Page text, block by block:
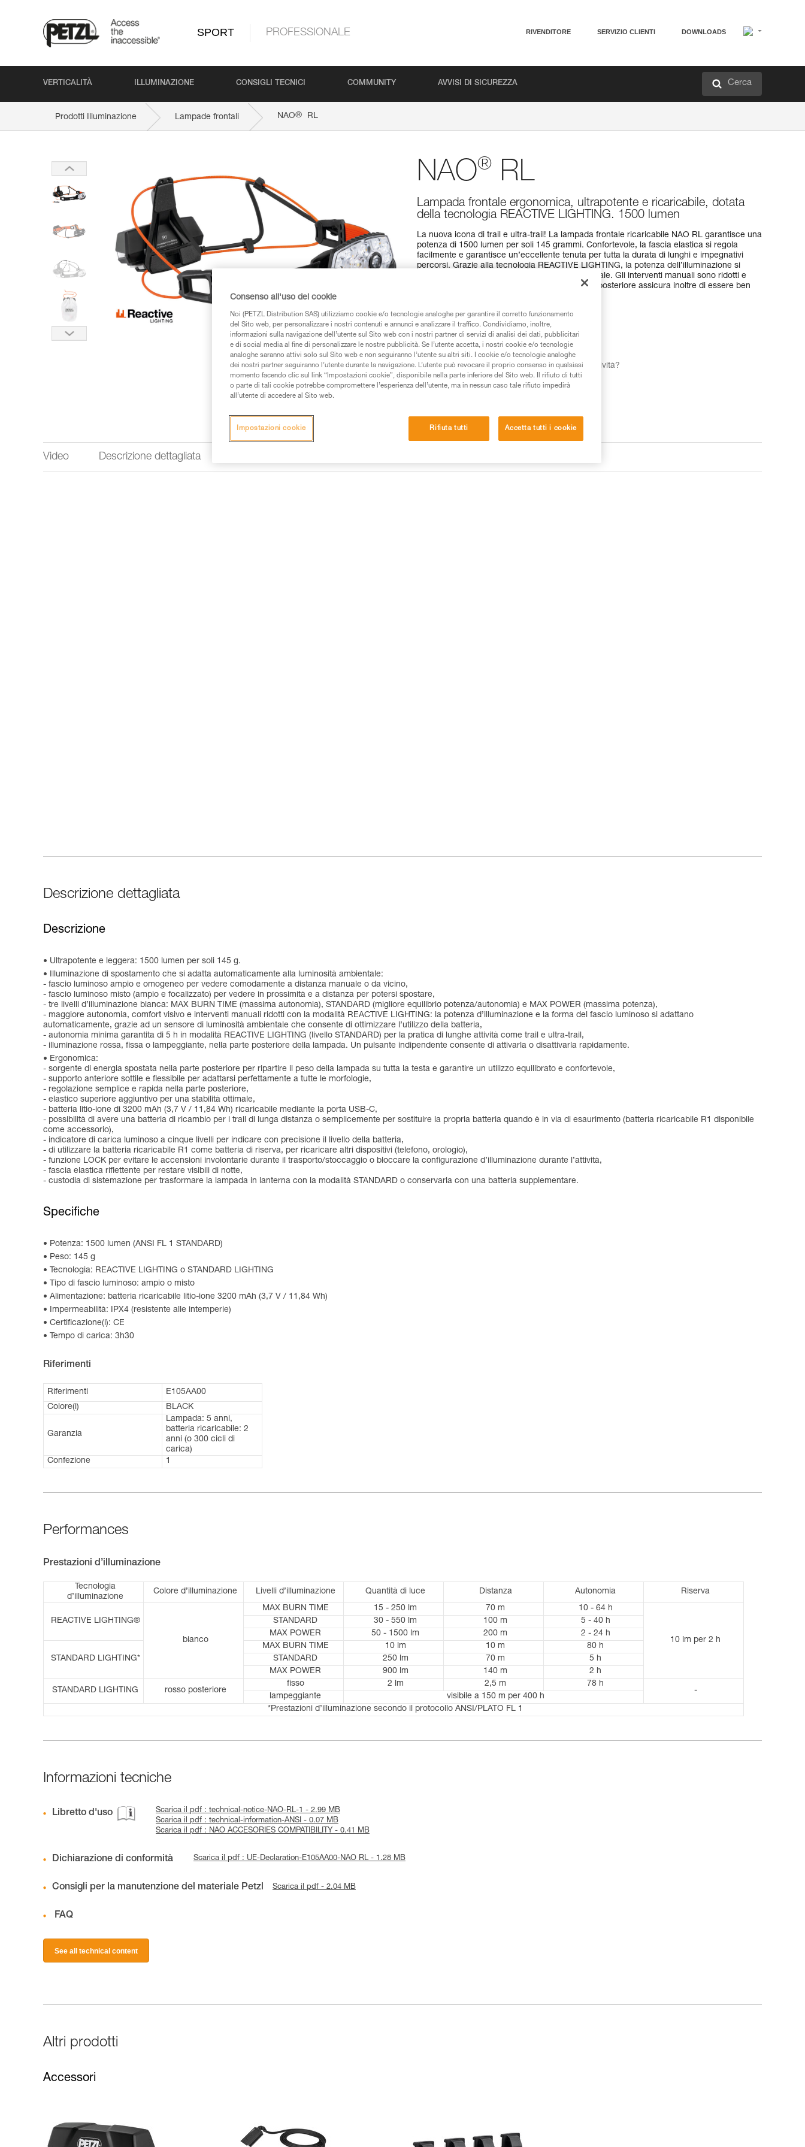
SPORT PROFESSIONALE RIVENDITORE SERVIZIO CLIENTI DOWNLOADS
VERTICALITÀ ILLUMINAZIONE CONSIGLI TECNICI COMMUNITY AVVISI DI SICUREZZA Cerca
Prodotti Illuminazione Lampade frontali NAO® RL
NAO® RL
Lampada frontale ergonomica, ultrapotente e ricaricabile, dotata
della tecnologia REACTIVE LIGHTING. 1500 lumen
La nuova icona di trail e ultra-trail! La lampada frontale ricaricabile NAO RL garantisce una
potenza di 1500 lumen per soli 145 grammi. Confortevole, la fascia elastica si regola
facilmente e garantisce un’eccellente tenuta per tutta la durata di lunghi e impegnativi
percorsi. Grazie alla tecnologia REACTIVE LIGHTING, la potenza dell’illuminazione si
adatta automaticamente alla luminosità ambientale. Gli interventi manuali sono ridotti e
l’autonomia è ottimizzata. L’illuminazione rossa posteriore assicura inoltre di essere ben
Trova un rivenditore
Cerchi la migliore lampada frontale per le tue attività?
ACCEDI ALLA GUIDA PER LA SCELTA
Video Descrizione dettagliata
Descrizione dettagliata
Descrizione
Ultrapotente e leggera: 1500 lumen per soli 145 g.
Illuminazione di spostamento che si adatta automaticamente alla luminosità ambientale:
- fascio luminoso ampio e omogeneo per vedere comodamente a distanza manuale o da vicino,
- fascio luminoso misto (ampio e focalizzato) per vedere in prossimità e a distanza per potersi spostare,
- tre livelli d’illuminazione bianca: MAX BURN TIME (massima autonomia), STANDARD (migliore equilibrio potenza/autonomia) e MAX POWER (massima potenza),
- maggiore autonomia, comfort visivo e interventi manuali ridotti con la modalità REACTIVE LIGHTING: la potenza d’illuminazione e la forma del fascio luminoso si adattano
automaticamente, grazie ad un sensore di luminosità ambientale che consente di ottimizzare l’utilizzo della batteria,
- autonomia minima garantita di 5 h in modalità REACTIVE LIGHTING (livello STANDARD) per la pratica di lunghe attività come trail e ultra-trail,
- illuminazione rossa, fissa o lampeggiante, nella parte posteriore della lampada. Un pulsante indipendente consente di attivarla o disattivarla rapidamente.
Ergonomica:
- sorgente di energia spostata nella parte posteriore per ripartire il peso della lampada su tutta la testa e garantire un utilizzo equilibrato e confortevole,
- supporto anteriore sottile e flessibile per adattarsi perfettamente a tutte le morfologie,
- regolazione semplice e rapida nella parte posteriore,
- elastico superiore aggiuntivo per una stabilità ottimale,
- batteria litio-ione di 3200 mAh (3,7 V / 11,84 Wh) ricaricabile mediante la porta USB-C,
- possibilità di avere una batteria di ricambio per i trail di lunga distanza o semplicemente per sostituire la propria batteria quando è in via di esaurimento (batteria ricaricabile R1 disponibile
come accessorio),
- indicatore di carica luminoso a cinque livelli per indicare con precisione il livello della batteria,
- di utilizzare la batteria ricaricabile R1 come batteria di riserva, per ricaricare altri dispositivi (telefono, orologio),
- funzione LOCK per evitare le accensioni involontarie durante il trasporto/stoccaggio o bloccare la configurazione d’illuminazione durante l’attività,
- fascia elastica riflettente per restare visibili di notte,
- custodia di sistemazione per trasformare la lampada in lanterna con la modalità STANDARD o conservarla con una batteria supplementare.
Specifiche
Potenza: 1500 lumen (ANSI FL 1 STANDARD)
Peso: 145 g
Tecnologia: REACTIVE LIGHTING o STANDARD LIGHTING
Tipo di fascio luminoso: ampio o misto
Alimentazione: batteria ricaricabile litio-ione 3200 mAh (3,7 V / 11,84 Wh)
Impermeabilità: IPX4 (resistente alle intemperie)
Certificazione(i): CE
Tempo di carica: 3h30
Riferimenti
Riferimenti
E105AA00
Colore(i)
BLACK
Garanzia
Lampada: 5 anni,
batteria ricaricabile: 2
anni (o 300 cicli di
carica)
Confezione
1
Performances
Prestazioni d’illuminazione
Tecnologia
d’illuminazione
Colore d’illuminazione Livelli d’illuminazione Quantità di luce Distanza Autonomia Riserva
REACTIVE LIGHTING®
bianco
MAX BURN TIME 15 - 250 lm 70 m 10 - 64 h
10 lm per 2 h
STANDARD 30 - 550 lm 100 m
5 - 40 h
MAX POWER
50 - 1500 lm 200 m 2 - 24 h
STANDARD LIGHTING*
MAX BURN TIME 10 lm 10 m
80 h
STANDARD
250 lm 70 m
5 h
MAX POWER
900 lm 140 m 2 h
STANDARD LIGHTING rosso posteriore
fisso 2 lm 2,5 m 78 h
-
lampeggiante
visibile a 150 m per 400 h
*Prestazioni d’illuminazione secondo il protocollo ANSI/PLATO FL 1
Informazioni tecniche
Libretto d'uso
Scarica il pdf : technical-notice-NAO-RL-1 - 2.99 MB
Scarica il pdf : technical-information-ANSI - 0.07 MB
Scarica il pdf : NAO ACCESORIES COMPATIBILITY - 0.41 MB
Dichiarazione di conformità Scarica il pdf : UE-Declaration-E105AA00-NAO RL - 1.28 MB
Consigli per la manutenzione del materiale Petzl Scarica il pdf - 2.04 MB
FAQ
See all technical content
Altri prodotti
Accessori
Consenso all'uso dei cookie
Noi (PETZL Distribution SAS) utilizziamo cookie e/o tecnologie analoghe per garantire il corretto funzionamento
del Sito web, per personalizzare i nostri contenuti e annunci e analizzare il traffico. Condividiamo, inoltre,
informazioni sulla navigazione dell’utente sul Sito web con i nostri partner di servizi di analisi dei dati, pubblicitari
e di social media al fine di personalizzare le nostre pubblicità. Se l’utente accetta, i nostri cookie e/o tecnologie
analoghe saranno attivi solo sul Sito web e non seguiranno l’utente su altri siti. I cookie e/o tecnologie analoghe
dei nostri partner seguiranno l’utente durante la navigazione. L’utente può revocare il proprio consenso in qualsiasi
momento facendo clic sul link “Impostazioni cookie”, disponibile nella parte inferiore del Sito web. Il rifiuto di tutti
o parte di tali cookie potrebbe compromettere l’esperienza dell’utente, ma in nessun caso tale rifiuto impedirà
all’utente di accedere al Sito web.
Rifiuta tutti Accetta tutti i cookie
Impostazioni cookie